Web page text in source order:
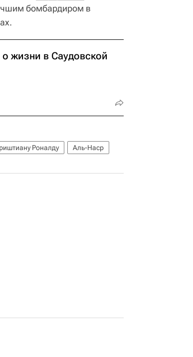
бомбардиром в
о жизни в Саудовской
Роналду
Аль-Наср